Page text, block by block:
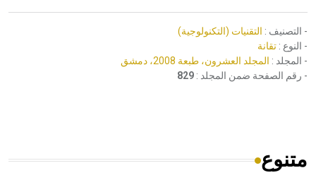
- التصنيف : التقنيات (التكنولوجية)
- النوع : تقانة
- المجلد : المجلد العشرون، طبعة 2008، دمشق
- رقم الصفحة ضمن المجلد : 829
متنوع